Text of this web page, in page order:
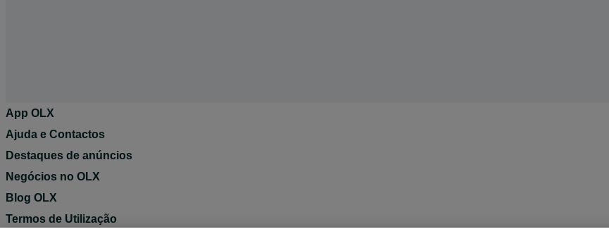
App OLX
Ajuda e Contactos
Destaques de anúncios
Negócios no OLX
Blog OLX
Termos de Utilização